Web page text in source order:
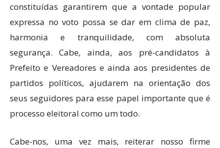
constituídas garantirem que a vontade popular
expressa no voto possa se dar em clima de paz,
harmonia e tranquilidade, com absoluta
segurança. Cabe, ainda, aos pré-candidatos à
Prefeito e Vereadores e ainda aos presidentes de
partidos políticos, ajudarem na orientação dos
seus seguidores para esse papel importante que é
processo eleitoral como um todo.
Cabe-nos, uma vez mais, reiterar nosso firme